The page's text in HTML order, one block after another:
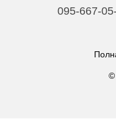
095-667-
©